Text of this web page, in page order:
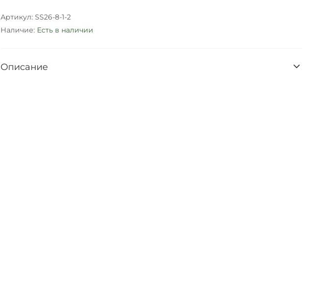
Артикул: SS26-8-1-2
Наличие: Есть в наличии
Описание